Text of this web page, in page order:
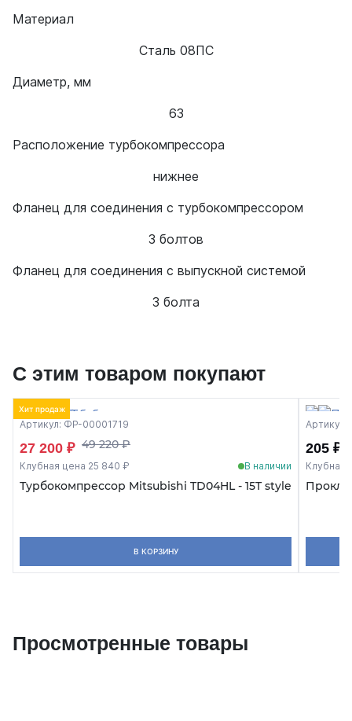
Материал
Сталь 08ПС
Диаметр, мм
63
Расположение турбокомпрессора
нижнее
Фланец для соединения с турбокомпрессором
3 болтов
Фланец для соединения с выпускной системой
3 болта
С этим товаром покупают
Хит продаж
Артикул: ФР-00001719
27 200 ₽ 49 220 ₽
Клубная цена 25 840 ₽ В наличии
Турбокомпрессор Mitsubishi TD04HL - 15T style
В КОРЗИНУ
205 ₽
Клубная
Просмотренные товары